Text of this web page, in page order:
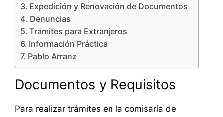
Expedición y Renovación de Documentos
Denuncias
Trámites para Extranjeros
Información Práctica
Pablo Arranz
Documentos y Requisitos
Para realizar trámites en la comisaría de